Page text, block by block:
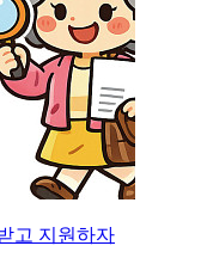
고 지원하자